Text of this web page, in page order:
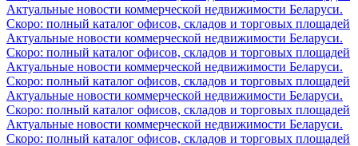
Актуальные новости коммерческой недвижимости Беларуси.
Скоро: полный каталог офисов, складов и торговых площадей
Актуальные новости коммерческой недвижимости Беларуси.
Скоро: полный каталог офисов, складов и торговых площадей
Актуальные новости коммерческой недвижимости Беларуси.
Скоро: полный каталог офисов, складов и торговых площадей
Актуальные новости коммерческой недвижимости Беларуси.
Скоро: полный каталог офисов, складов и торговых площадей
Актуальные новости коммерческой недвижимости Беларуси.
Скоро: полный каталог офисов, складов и торговых площадей